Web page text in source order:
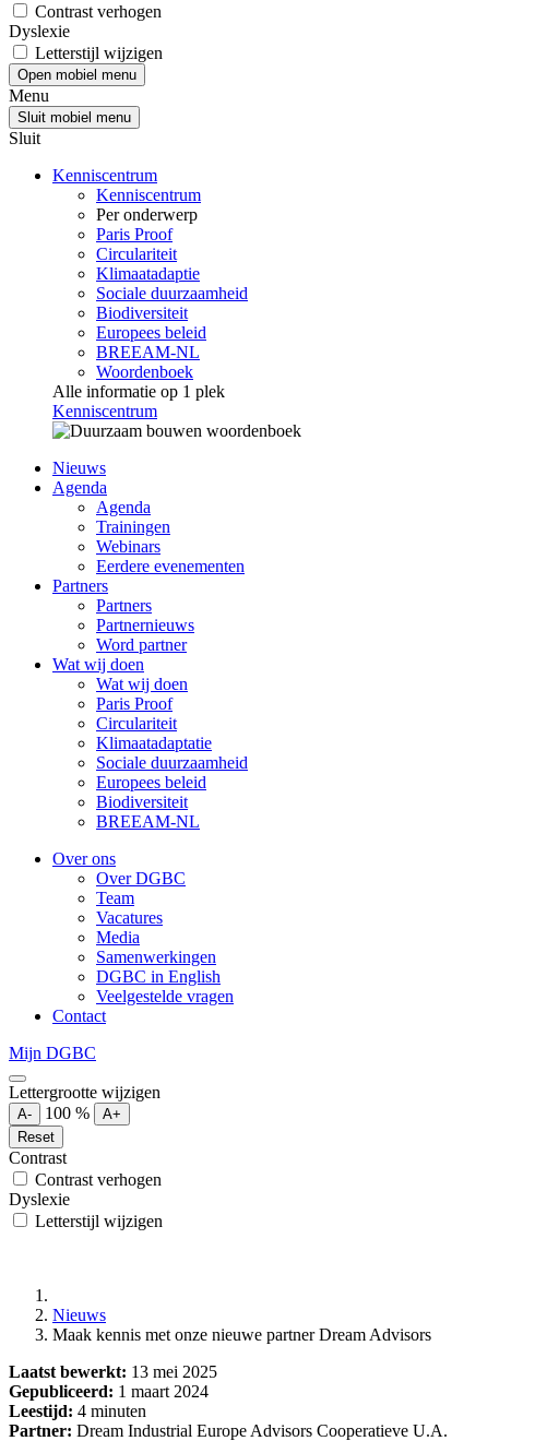
Contrast verhogen
Dyslexie
Letterstijl wijzigen
Open mobiel menu
Menu
Sluit mobiel menu
Sluit
Kenniscentrum
Kenniscentrum
Per onderwerp
Paris Proof
Circulariteit
Klimaatadaptie
Sociale duurzaamheid
Biodiversiteit
Europees beleid
BREEAM-NL
Woordenboek
Alle informatie op 1 plek
Kenniscentrum
Nieuws
Agenda
Agenda
Trainingen
Webinars
Eerdere evenementen
Partners
Partners
Partnernieuws
Word partner
Wat wij doen
Wat wij doen
Paris Proof
Circulariteit
Klimaatadaptatie
Sociale duurzaamheid
Europees beleid
Biodiversiteit
BREEAM-NL
Over ons
Over DGBC
Team
Vacatures
Media
Samenwerkingen
DGBC in English
Veelgestelde vragen
Contact
Mijn DGBC
Lettergrootte wijzigen
A- 100 %
A+
Reset
Contrast
Contrast verhogen
Dyslexie
Letterstijl wijzigen
Nieuws
Maak kennis met onze nieuwe partner Dream Advisors
Laatst bewerkt: 13 mei 2025
Gepubliceerd: 1 maart 2024
Leestijd: 4 minuten
Partner: Dream Industrial Europe Advisors Cooperatieve U.A.